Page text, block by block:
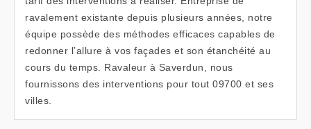
ravalement existante depuis plusieurs années, notre
équipe possède des méthodes efficaces capables de
redonner l’allure à vos façades et son étanchéité au
cours du temps. Ravaleur à Saverdun, nous
fournissons des interventions pour tout 09700 et ses
villes.